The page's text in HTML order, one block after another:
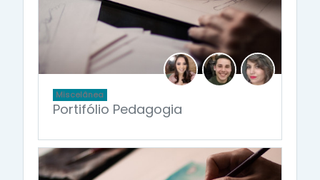
Miscelânea
Portifólio Pedagogia